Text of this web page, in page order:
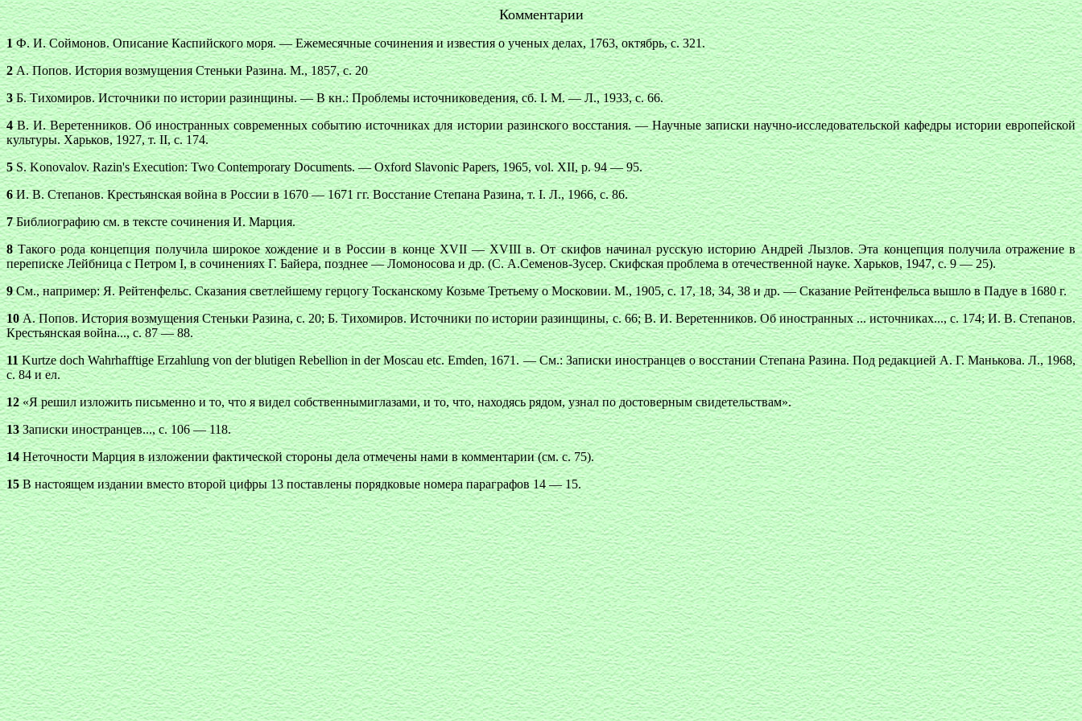
Комментарии
1Ф. И. Соймонов. Описание Каспийского моря. — Ежемесячные сочинения и известия о ученых делах, 1763, октябрь, с. 321.
2А. Попов. История возмущения Стеньки Разина. М., 1857, с. 20
3Б. Тихомиров. Источники по истории разинщины. — В кн.: Проблемы источниковедения, сб. I. M. — Л., 1933, с. 66.
4В. И. Веретенников. Об иностранных современных событию источниках для истории разинского восстания. — Научные записки научно-исследовательской кафедры истории европейской
культуры. Харьков, 1927, т. II, с. 174.
5S. Konоvalоv. Razin's Execution: Two Contemporary Documents. — Oxford Slavonic Papers, 1965, vol. XII, p. 94 — 95.
6И. В. Степанов. Крестьянская война в России в 1670 — 1671 гг. Восстание Степана Разина, т. I. Л., 1966, с. 86.
7Библиографию см. в тексте сочинения И. Марция.
8Такого рода концепция получила широкое хождение и в России в конце XVII — XVIII в. От скифов начинал русскую историю Андрей Лызлов. Эта концепция получила отражение в
переписке Лейбница с Петром I, в сочинениях Г. Байера, позднее — Ломоносова и др. (С. А.Семенов-Зусер. Скифская проблема в отечественной науке. Харьков, 1947, с. 9 — 25).
9См., например: Я. Рейтенфельс. Сказания светлейшему герцогу Тосканскому Козьме Третьему о Московии. М., 1905, с. 17, 18, 34, 38 и др. — Сказание Рейтенфельса вышло в Падуе в 1680 г.
10А. Попов. История возмущения Стеньки Разина, с. 20; Б. Тихомиров. Источники по истории разинщины, с. 66; В. И. Веретенников. Об иностранных ... источниках..., с. 174; И. В. Степанов.
Крестьянская война..., с. 87 — 88.
11Kurtze doch Wahrhafftige Erzahlung von der blutigen Rebellion in der Moscau etc. Emden, 1671. — См.: Записки иностранцев о восстании Степана Разина. Под редакцией А. Г. Манькова. Л., 1968,
с. 84 и ел.
12«Я решил изложить письменно и то, что я видел собственнымиглазами, и то, что, находясь рядом, узнал по достоверным свидетельствам».
13Записки иностранцев..., с. 106 — 118.
14Неточности Марция в изложении фактической стороны дела отмечены нами в комментарии (см. с. 75).
15В настоящем издании вместо второй цифры 13 поставлены порядковые номера параграфов 14 — 15.